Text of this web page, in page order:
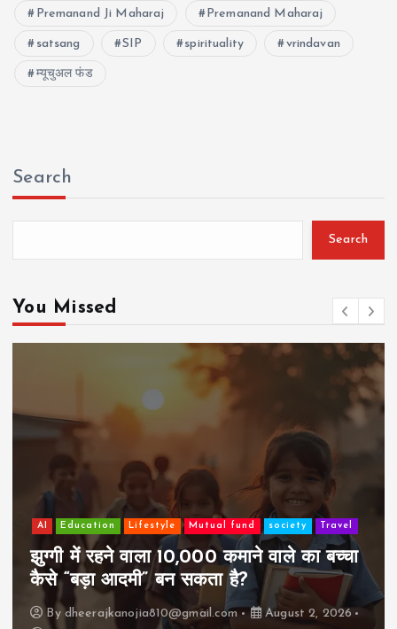
Premanand Ji Maharaj Premanand Maharaj
satsang SIP spirituality vrindavan
म्यूचुअल फंड
Search
Search
You Missed
AI Education Lifestyle Mutual fund society Travel
झुग्गी में रहने वाला 10,000 कमाने वाले का बच्चा
कैसे “बड़ा आदमी” बन सकता है?
By dheerajkanojia810@gmail.com
August 2, 2026